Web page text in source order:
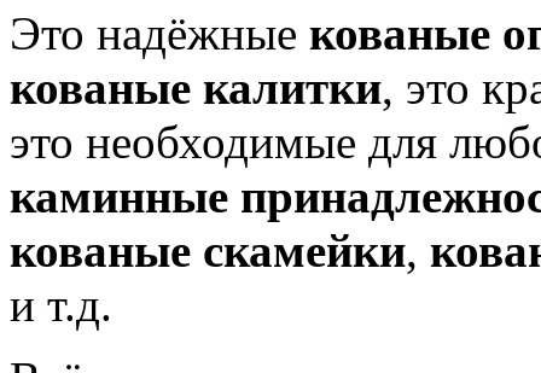
Это надёжные кованые
кованые калитки, это
это необходимые для
каминные
кованые скамейки,
и т.д.